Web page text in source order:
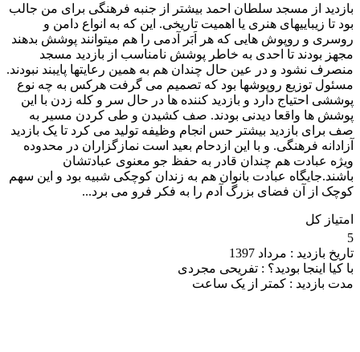
بازدید از مسجد سلطان احمد بیشتر از جنبه فرهنگی برای من جالب
بود تا زیباییهای هنری یا اهمیت تاریخی. این که به انواع دامن و
روسری و روپوش هایی که هر اَبَر آدمی را هم میتوانند پوشش بدهند
مجهز بودند تا احدی به خاطر پوشش نامناسب از بازدید مسجد
منصرف نشود و در عین حال چندان هم به همین رعایتها پایبند نبودند.
مسئول توزیع روپوشها بود که تصمیم می گرفت هرکس به چه نوع
پوششی احتیاج دارد و بازدید کننده ها در حال سر و کله زدن با این
پوشش ها واقعا دیدنی بودند. صف کشیدن و طی کردن مسیر به
صف برای بازدید بیشتر حس انجام وظیفه تولید می کرد تا یک بازدید
آزادانه فرهنگی. و با این ازدحام بعید است نمازگزاران در محدوده
ویژه عبادت هم چندان قادر به حفظ جو معنوی عبادتشان
باشند.جایگاه عبادت بانوان هم به زندان کوچکی شبیه بود و این سهم
کوچک از آن فضای بزرگ آدم را به فکر فرو می برد...
امتیاز کل
5
تاریخ بازدید : مرداد 1397
با کیا اینجا بودید؟ : تفریحی مجردی
مدت بازدید : کمتر از یک ساعت